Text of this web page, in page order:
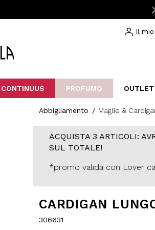
Il
BIJOUX
SNEAKERS
CONTINUUS PROFUMO OUTLET
Abbigliamento Maglie &
ACQUISTA 3 ARTICOLI:
SUL TOTALE!
*promo valida con Lover
CARDIGAN
306631